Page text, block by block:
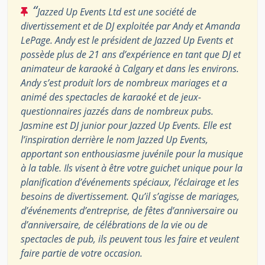
“Jazzed Up Events Ltd est une société de
divertissement et de DJ exploitée par Andy et Amanda
LePage. Andy est le président de Jazzed Up Events et
possède plus de 21 ans d’expérience en tant que DJ et
animateur de karaoké à Calgary et dans les environs.
Andy s’est produit lors de nombreux mariages et a
animé des spectacles de karaoké et de jeux-
questionnaires jazzés dans de nombreux pubs.
Jasmine est DJ junior pour Jazzed Up Events. Elle est
l’inspiration derrière le nom Jazzed Up Events,
apportant son enthousiasme juvénile pour la musique
à la table. Ils visent à être votre guichet unique pour la
planification d’événements spéciaux, l’éclairage et les
besoins de divertissement. Qu’il s’agisse de mariages,
d’événements d’entreprise, de fêtes d’anniversaire ou
d’anniversaire, de célébrations de la vie ou de
spectacles de pub, ils peuvent tous les faire et veulent
faire partie de votre occasion.